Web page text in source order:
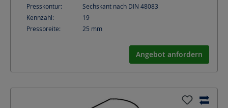
Presskontur:
Sechskant nach DIN 48083
Kennzahl:
19
Pressbreite:
25 mm
Angebot anfordern